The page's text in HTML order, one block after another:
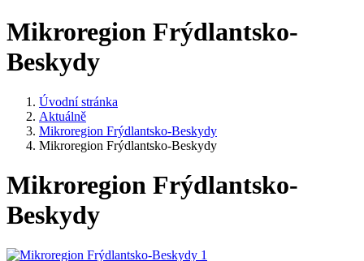
Mikroregion Frýdlantsko-
Beskydy
Úvodní stránka
Aktuálně
Mikroregion Frýdlantsko-Beskydy
Mikroregion Frýdlantsko-Beskydy
Mikroregion Frýdlantsko-
Beskydy